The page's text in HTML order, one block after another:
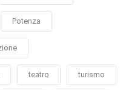
Potenza
teatro turismo